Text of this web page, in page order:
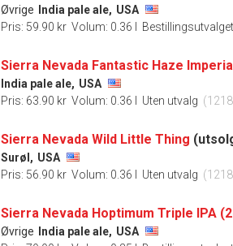
Øvrige India pale ale, USA
Pris: 59.90 kr Volum: 0.36 l Bestillingsutvalget
Sierra Nevada Fantastic Haze
India pale ale, USA
Pris: 63.90 kr Volum: 0.36 l Uten utvalg
Sierra Nevada Wild Little Thing
Surøl, USA
Pris: 56.90 kr Volum: 0.36 l Uten utvalg
Sierra Nevada Hoptimum Triple IPA
Øvrige India pale ale, USA